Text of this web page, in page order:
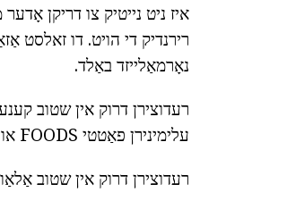
איז ניט נייטיק צו דריקן
נאָרמאַלייזד באַלד.
רעדוצירן דרוק אין שטוב
עלימינירן פאַטטי FOODS און רעדוצירן זאַלץ ינטייק.
רעדוצירן דרוק אין שטוב